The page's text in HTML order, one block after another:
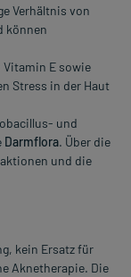
Verhältnis von
können
E sowie
Stress in der Haut
und
Darmflora. Über die
und die
kein Ersatz für
Aknetherapie. Die